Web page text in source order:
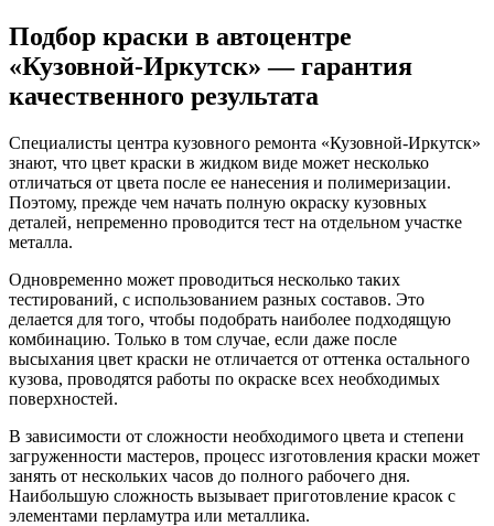
Подбор краски в автоцентре
«Кузовной-Иркутск» — гарантия
качественного результата
Специалисты центра кузовного ремонта «Кузовной-Иркутск»
знают, что цвет краски в жидком виде может несколько
отличаться от цвета после ее нанесения и полимеризации.
Поэтому, прежде чем начать полную окраску кузовных
деталей, непременно проводится тест на отдельном участке
металла.
Одновременно может проводиться несколько таких
тестирований, с использованием разных составов. Это
делается для того, чтобы подобрать наиболее подходящую
комбинацию. Только в том случае, если даже после
высыхания цвет краски не отличается от оттенка остального
кузова, проводятся работы по окраске всех необходимых
поверхностей.
В зависимости от сложности необходимого цвета и степени
загруженности мастеров, процесс изготовления краски может
занять от нескольких часов до полного рабочего дня.
Наибольшую сложность вызывает приготовление красок с
элементами перламутра или металлика.